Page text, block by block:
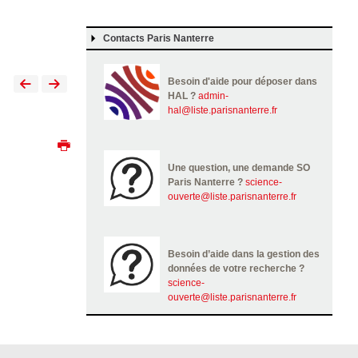
Contacts Paris Nanterre
Besoin d'aide pour déposer dans
HAL ? admin-
hal@liste.parisnanterre.fr
Une question, une demande SO
Paris Nanterre ? science-
ouverte@liste.parisnanterre.fr
Besoin d’aide dans la gestion des
données de votre recherche ?
science-
ouverte@liste.parisnanterre.fr